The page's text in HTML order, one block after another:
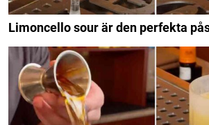
Limoncello sour är den perfekta